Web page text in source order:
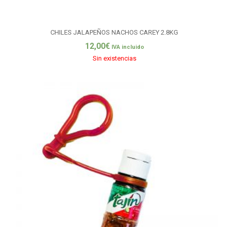
CHILES JALAPEÑOS NACHOS CAREY 2.8KG
12,00€ IVA incluido
Sin existencias